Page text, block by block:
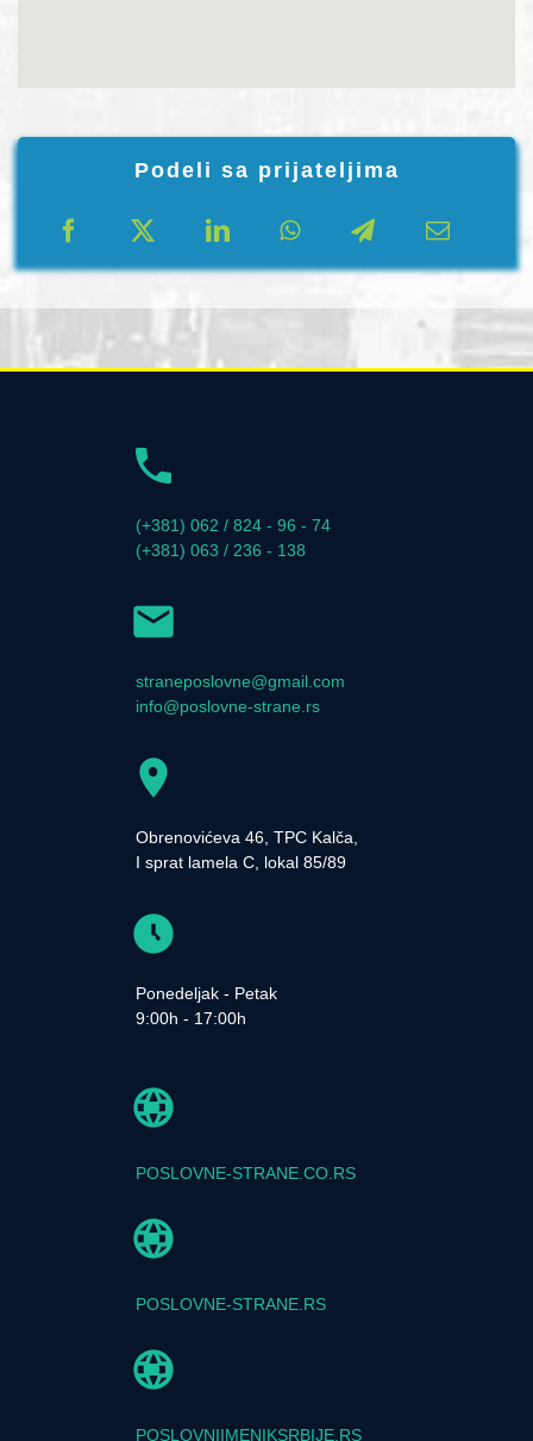
Podeli sa prijateljima
(+381) 062 / 824 - 96 - 74
(+381) 063 / 236 - 138
straneposlovne@gmail.com
info@poslovne-strane.rs
Obrenovićeva 46, TPC Kalča,
I sprat lamela C, lokal 85/89
Ponedeljak - Petak
9:00h - 17:00h
POSLOVNE-STRANE.CO.RS
POSLOVNE-STRANE.RS
POSLOVNIIMENIKSRBIJE.RS